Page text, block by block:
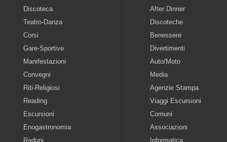
Discoteca
Teatro-Danza
Corsi
Gare-Sportive
Manifestazioni
Convegni
Riti-Religiosi
Reading
Escursioni
Enogastronomia
Raduni
After Dinner
Discoteche
Benessere
Divertimenti
Auto/Moto
Media
Agenzie Stampa
Viaggi Escursioni
Comuni
Associazioni
Informatica